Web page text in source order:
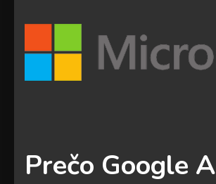
Prečo Google A